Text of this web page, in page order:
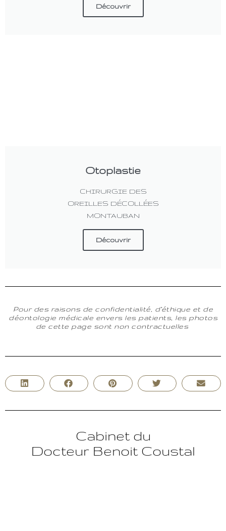
Découvrir
Otoplastie
CHIRURGIE DES
OREILLES DÉCOLLÉES
MONTAUBAN
Découvrir
Pour des raisons de confidentialité, d’éthique et de
déontologie médicale envers les patients, les photos
de cette page sont non contractuelles
Cabinet du
Docteur Benoit Coustal